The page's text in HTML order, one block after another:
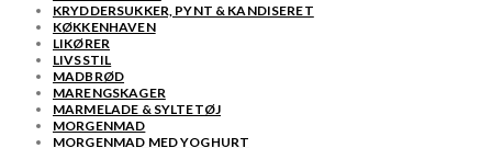
KRYDDERSUKKER, PYNT & KANDISERET
KØKKENHAVEN
LIKØRER
LIVSSTIL
MADBRØD
MARENGSKAGER
MARMELADE & SYLTETØJ
MORGENMAD
MORGENMAD MED YOGHURT